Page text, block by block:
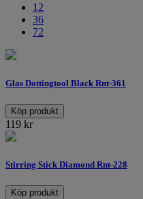
12
36
72
Glas Dottingtool Black Rnt-361
Köp produkt
119 kr
Stirring Stick Diamond Rnt-228
Köp produkt